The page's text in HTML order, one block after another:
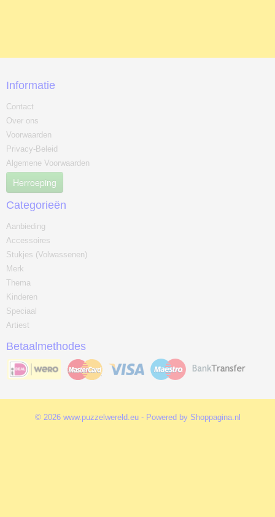
Informatie
Contact
Over ons
Voorwaarden
Privacy-Beleid
Algemene Voorwaarden
Herroeping
Categorieën
Aanbieding
Accessoires
Stukjes (Volwassenen)
Merk
Thema
Kinderen
Speciaal
Artiest
Betaalmethodes
© 2026 www.puzzelwereld.eu - Powered by Shoppagina.nl